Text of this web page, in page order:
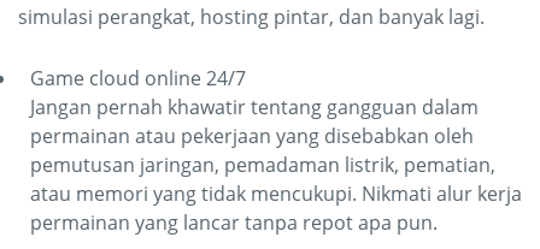
simulasi perangkat, hosting pintar, dan banyak lagi.
Game cloud online 24/7
Jangan pernah khawatir tentang gangguan dalam
permainan atau pekerjaan yang disebabkan oleh
pemutusan jaringan, pemadaman listrik, pematian,
atau memori yang tidak mencukupi. Nikmati alur kerja
permainan yang lancar tanpa repot apa pun.